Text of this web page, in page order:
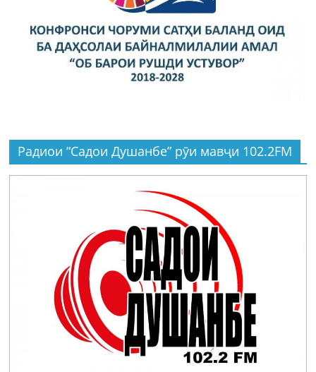
Радиои “Садои Душанбе” рӯи мавҷи 102.2FM